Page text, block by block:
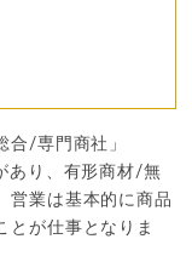
合/専門商社」
あり、有形商材/無
営業は基本的に商品
とが仕事となりま